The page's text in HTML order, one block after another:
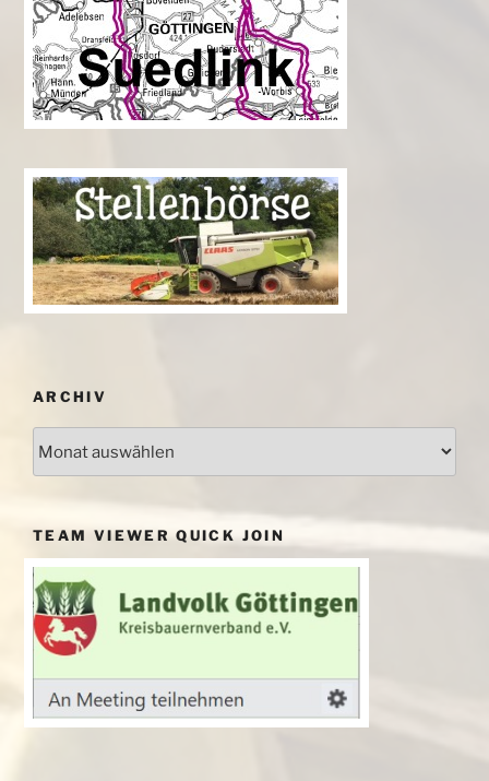
ARCHIV
TEAM VIEWER QUICK JOIN